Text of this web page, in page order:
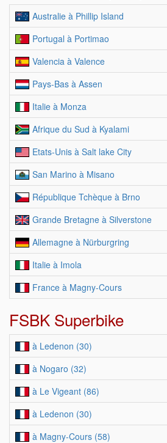
Australie à Phillip Island
Portugal à Portimao
Valencia à Valence
Pays-Bas à Assen
Italie à Monza
Afrique du Sud à Kyalami
Etats-Unis à Salt lake City
San Marino à Misano
République Tchèque à Brno
Grande Bretagne à Silverstone
Allemagne à Nürburgring
Italie à Imola
France à Magny-Cours
FSBK Superbike
à Ledenon (30)
à Nogaro (32)
à Le Vigeant (86)
à Ledenon (30)
à Magny-Cours (58)